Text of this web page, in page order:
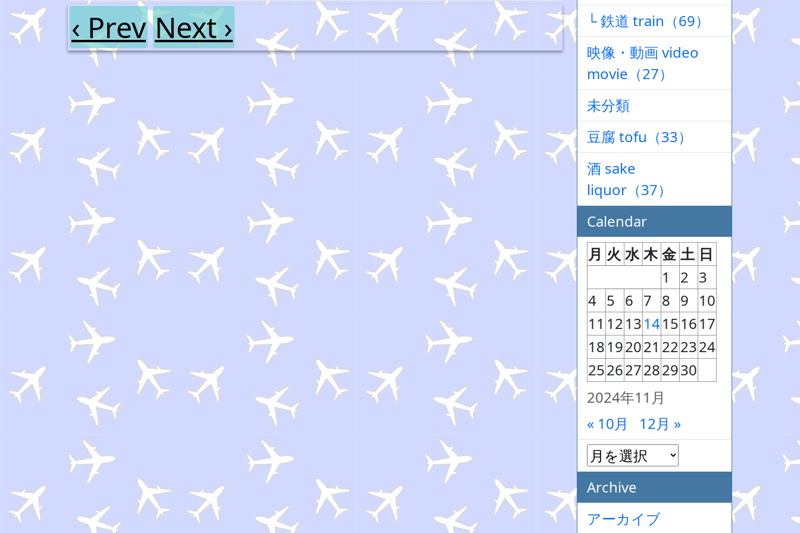
‹ Prev Next ›
└ 鉄道 train（69）
映像・動画 video
movie（27）
未分類
豆腐 tofu（33）
酒 sake
liquor（37）
Calendar
2024年11月
月 火 水 木 金 土 日
1
2 3
4 5 6 7 8 9
10
11 121314151617
18192021 222324
252627282930
« 10月 12月 »
Archive
アーカイブ